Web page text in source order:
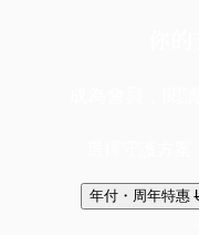
年付・周年特惠